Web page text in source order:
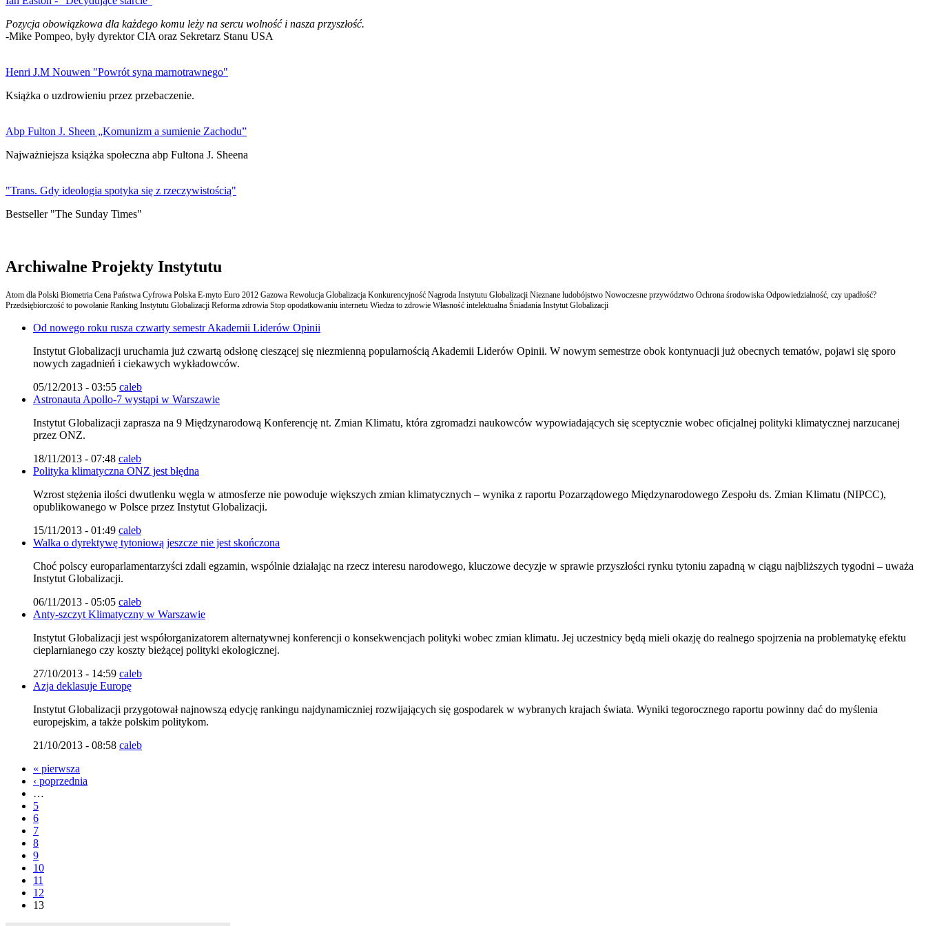
Pozycja obowiązkowa dla każdego komu leży na sercu wolność i nasza przyszłość.
-Mike Pompeo, były dyrektor CIA oraz Sekretarz Stanu USA
Henri J.M Nouwen "Powrót syna marnotrawnego"
Książka o uzdrowieniu przez przebaczenie.
Abp Fulton J. Sheen „Komunizm a sumienie Zachodu”
Najważniejsza książka społeczna abp Fultona J. Sheena
"Trans. Gdy ideologia spotyka się z rzeczywistością"
Bestseller "The Sunday Times"
Archiwalne Projekty Instytutu
Atom dla Polski Biometria Cena Państwa Cyfrowa Polska E-myto Euro 2012 Gazowa Rewolucja Globalizacja Konkurencyjność Nagroda Instytutu Globalizacji Nieznane ludobójstwo Nowoczesne przywództwo Ochrona środowiska Odpowiedzialność, czy upadłość?
Przedsiębiorczość to powołanie Ranking Instytutu Globalizacji Reforma zdrowia Stop opodatkowaniu internetu Wiedza to zdrowie Własność intelektualna Śniadania Instytut Globalizacji
Od nowego roku rusza czwarty semestr Akademii Liderów Opinii
Instytut Globalizacji uruchamia już czwartą odsłonę cieszącej się niezmienną popularnością Akademii Liderów Opinii. W nowym semestrze obok kontynuacji już obecnych tematów, pojawi się sporo
nowych zagadnień i ciekawych wykładowców.
05/12/2013 - 03:55 caleb
Astronauta Apollo-7 wystąpi w Warszawie
Instytut Globalizacji zaprasza na 9 Międzynarodową Konferencję nt. Zmian Klimatu, która zgromadzi naukowców wypowiadających się sceptycznie wobec oficjalnej polityki klimatycznej narzucanej
przez ONZ.
18/11/2013 - 07:48 caleb
Polityka klimatyczna ONZ jest błędna
Wzrost stężenia ilości dwutlenku węgla w atmosferze nie powoduje większych zmian klimatycznych – wynika z raportu Pozarządowego Międzynarodowego Zespołu ds. Zmian Klimatu (NIPCC),
opublikowanego w Polsce przez Instytut Globalizacji.
15/11/2013 - 01:49 caleb
Walka o dyrektywę tytoniową jeszcze nie jest skończona
Choć polscy europarlamentarzyści zdali egzamin, wspólnie działając na rzecz interesu narodowego, kluczowe decyzje w sprawie przyszłości rynku tytoniu zapadną w ciągu najbliższych tygodni – uważa
Instytut Globalizacji.
06/11/2013 - 05:05 caleb
Anty-szczyt Klimatyczny w Warszawie
Instytut Globalizacji jest współorganizatorem alternatywnej konferencji o konsekwencjach polityki wobec zmian klimatu. Jej uczestnicy będą mieli okazję do realnego spojrzenia na problematykę efektu
cieplarnianego czy koszty bieżącej polityki ekologicznej.
27/10/2013 - 14:59 caleb
Azja deklasuje Europę
Instytut Globalizacji przygotował najnowszą edycję rankingu najdynamiczniej rozwijających się gospodarek w wybranych krajach świata. Wyniki tegorocznego raportu powinny dać do myślenia
europejskim, a także polskim politykom.
21/10/2013 - 08:58 caleb
« pierwsza
‹ poprzednia
…
5
6
7
8
9
10
11
12
13